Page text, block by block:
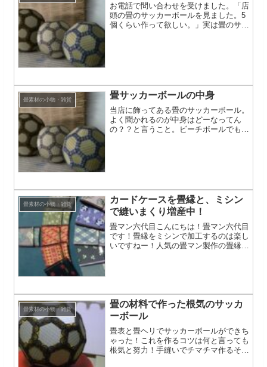
お電話で問い合わせを受けました。「店
頭の畳のサッカーボールを見ました。5
個くらい作って欲しい。」実は畳のサッ
畳素材の小物・雑貨 畳サッカーボールの中身
当店に飾ってある畳のサッカーボール。
よく聞かれるのが中身はどーなってん
の？？と言うこと。ビーチボールでも入
畳素材の小物・雑貨
カードケースを畳縁と、ミシン
で縫いまくり増産中！
畳マン六代目こんにちは！畳マン六代目
です！畳縁をミシンで加工するのは楽し
いですねー！人気の畳マン製作の畳縁カ
畳素材の小物・雑貨
畳の材料で作った根気のサッカ
ーボール
畳表と畳ヘリでサッカーボールができち
ゃった！これを作るコツは何と言っても
根気と努力！手縫いでチマチマ作るそれ